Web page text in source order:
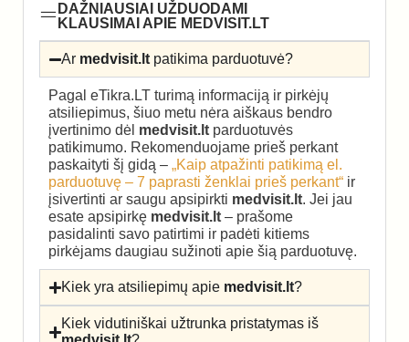
DAŽNIAUSIAI UŽDUODAMI
KLAUSIMAI APIE MEDVISIT.LT
Ar medvisit.lt patikima parduotuvė?
Pagal eTikra.LT turimą informaciją ir pirkėjų
atsiliepimus, šiuo metu nėra aiškaus bendro
įvertinimo dėl medvisit.lt parduotuvės
patikimumo. Rekomenduojame prieš perkant
paskaityti šį gidą – „Kaip atpažinti patikimą el.
parduotuvę – 7 paprasti ženklai prieš perkant“ ir
įsivertinti ar saugu apsipirkti medvisit.lt. Jei jau
esate apsipirkę medvisit.lt – prašome
pasidalinti savo patirtimi ir padėti kitiems
pirkėjams daugiau sužinoti apie šią parduotuvę.
Kiek yra atsiliepimų apie medvisit.lt?
Kiek vidutiniškai užtrunka pristatymas iš